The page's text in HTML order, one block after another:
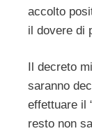
accolto
il dovere di
Il decreto
saranno
effettuare il
resto non